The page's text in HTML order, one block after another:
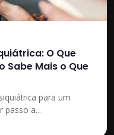
O Que
Sabe Mais o Que
para um
passo a...